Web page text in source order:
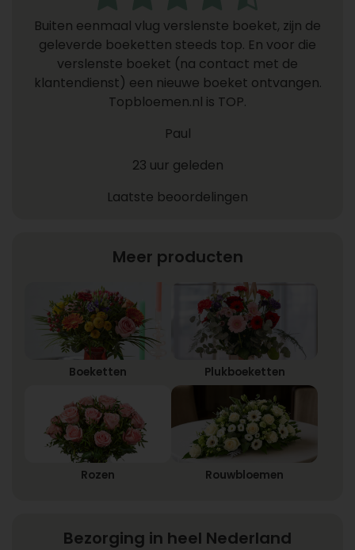
Buiten eenmaal vlug verslenste boeket, zijn de
geleverde boeketten steeds top. En voor die
verslenste boeket (na contact met de
klantendienst) een nieuwe boeket ontvangen.
Topbloemen.nl is TOP.
Paul
23 uur geleden
Laatste beoordelingen
Meer producten
Boeketten Plukboeketten
Rozen Rouwbloemen
Bezorging in heel Nederland